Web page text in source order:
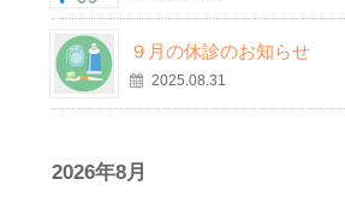
９月の休診のお知らせ
2025.08.31
2026年8月